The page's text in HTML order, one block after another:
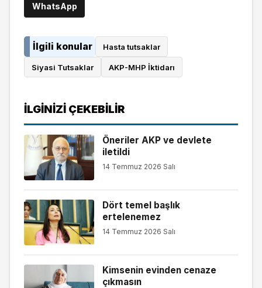
WhatsApp
İlgili konular Hasta tutsaklar
Siyasi Tutsaklar AKP-MHP İktidarı
İLGINIZI ÇEKEBILIR
Öneriler AKP ve devlete
iletildi
14 Temmuz 2026 Salı
Dört temel başlık
ertelenemez
14 Temmuz 2026 Salı
Kimsenin evinden cenaze
çıkmasın